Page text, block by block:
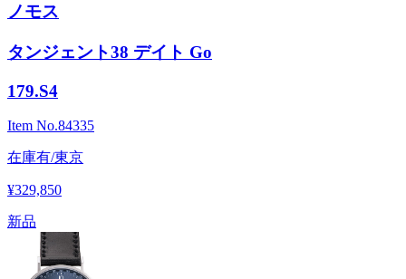
ノモス
タンジェント38 デイト Go
179.S4
Item No.84335
在庫有/東京
¥329,850
新品